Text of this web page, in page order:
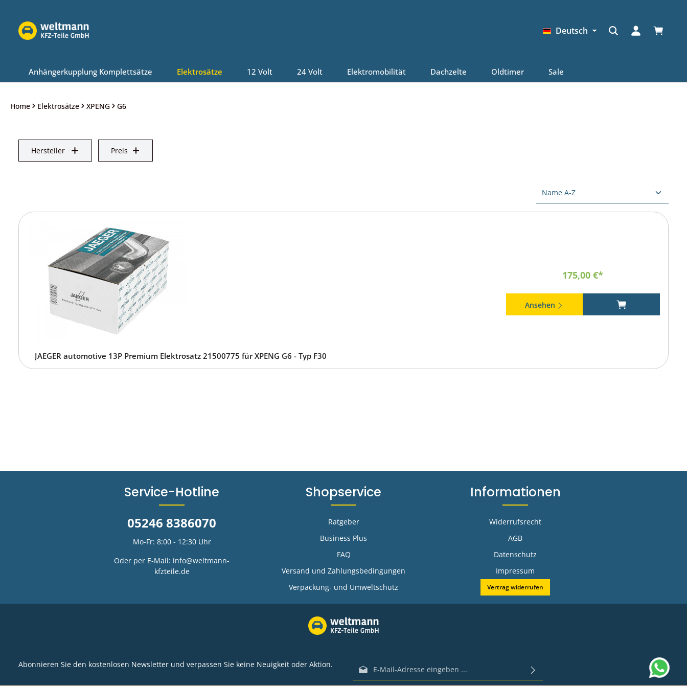
Deutsch
Anhängerkupplung Komplettsätze Elektrosätze 12 Volt 24 Volt Elektromobilität Dachzelte Oldtimer Sale
Home Elektrosätze XPENG G6
Hersteller Preis
XPENG G6 - Typ F30, BJ 06.25 -
175,00 €*
Ansehen
JAEGER automotive 13P Premium Elektrosatz 21500775 für XPENG G6 - Typ F30
Service-Hotline
05246 8386070
Mo-Fr: 8:00 - 12:30 Uhr
Oder per E-Mail: info@weltmann-
kfzteile.de
Shopservice
Ratgeber
Business Plus
FAQ
Versand und Zahlungsbedingungen
Verpackung- und Umweltschutz
Informationen
Widerrufsrecht
AGB
Datenschutz
Impressum
Vertrag widerrufen
Abonnieren Sie den kostenlosen Newsletter und verpassen Sie keine Neuigkeit oder Aktion. E-Mail-Adresse*